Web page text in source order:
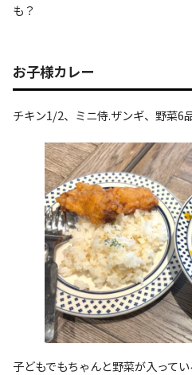
も？
お子様カレー
チキン1/2、ミニ侍.ザンギ、野菜6
子どもでもちゃんと野菜が入ってい